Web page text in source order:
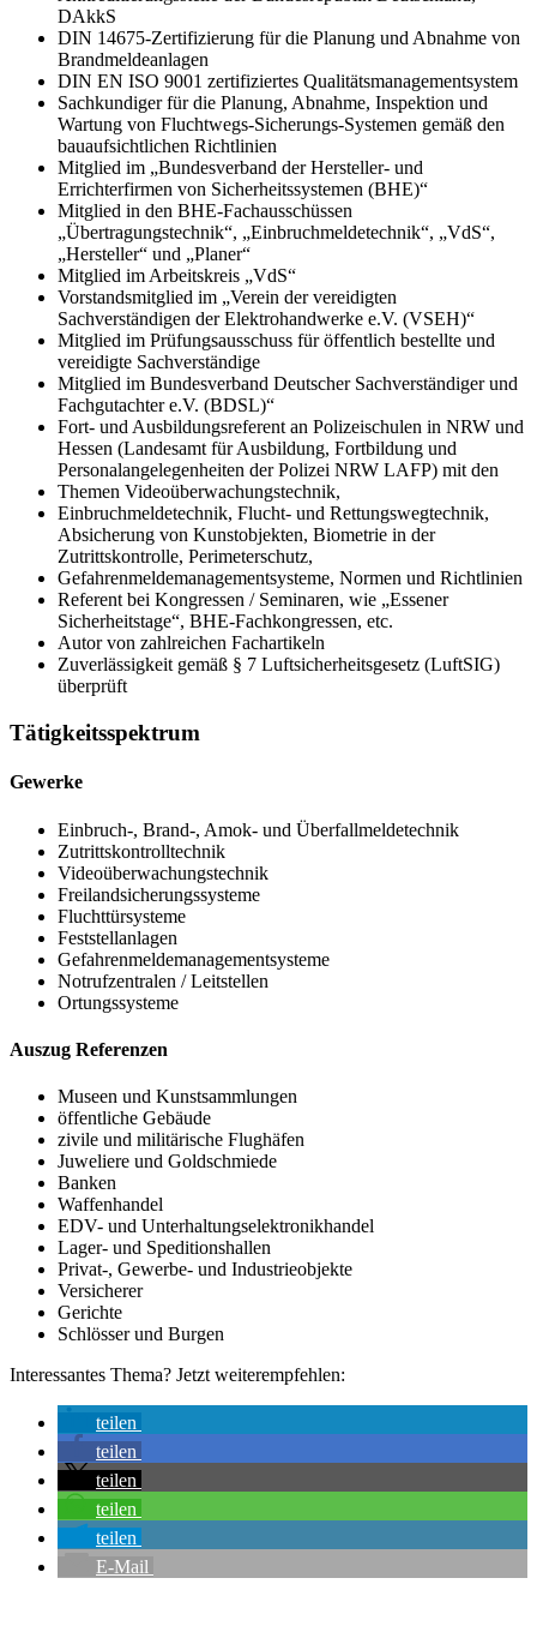
DAkkS
DIN 14675-Zertifizierung für die Planung und Abnahme von
Brandmeldeanlagen
DIN EN ISO 9001 zertifiziertes Qualitätsmanagementsystem
Sachkundiger für die Planung, Abnahme, Inspektion und
Wartung von Fluchtwegs-Sicherungs-Systemen gemäß den
bauaufsichtlichen Richtlinien
Mitglied im „Bundesverband der Hersteller- und
Errichterfirmen von Sicherheitssystemen (BHE)“
Mitglied in den BHE-Fachausschüssen
„Übertragungstechnik“, „Einbruchmeldetechnik“, „VdS“,
„Hersteller“ und „Planer“
Mitglied im Arbeitskreis „VdS“
Vorstandsmitglied im „Verein der vereidigten
Sachverständigen der Elektrohandwerke e.V. (VSEH)“
Mitglied im Prüfungsausschuss für öffentlich bestellte und
vereidigte Sachverständige
Mitglied im Bundesverband Deutscher Sachverständiger und
Fachgutachter e.V. (BDSL)“
Fort- und Ausbildungsreferent an Polizeischulen in NRW und
Hessen (Landesamt für Ausbildung, Fortbildung und
Personalangelegenheiten der Polizei NRW LAFP) mit den
Themen Videoüberwachungstechnik,
Einbruchmeldetechnik, Flucht- und Rettungswegtechnik,
Absicherung von Kunstobjekten, Biometrie in der
Zutrittskontrolle, Perimeterschutz,
Gefahrenmeldemanagementsysteme, Normen und Richtlinien
Referent bei Kongressen / Seminaren, wie „Essener
Sicherheitstage“, BHE-Fachkongressen, etc.
Autor von zahlreichen Fachartikeln
Zuverlässigkeit gemäß § 7 Luftsicherheitsgesetz (LuftSIG)
überprüft
Tätigkeitsspektrum
Gewerke
Einbruch-, Brand-, Amok- und Überfallmeldetechnik
Zutrittskontrolltechnik
Videoüberwachungstechnik
Freilandsicherungssysteme
Fluchttürsysteme
Feststellanlagen
Gefahrenmeldemanagementsysteme
Notrufzentralen / Leitstellen
Ortungssysteme
Auszug Referenzen
Museen und Kunstsammlungen
öffentliche Gebäude
zivile und militärische Flughäfen
Juweliere und Goldschmiede
Banken
Waffenhandel
EDV- und Unterhaltungselektronikhandel
Lager- und Speditionshallen
Privat-, Gewerbe- und Industrieobjekte
Versicherer
Gerichte
Schlösser und Burgen
Interessantes Thema? Jetzt weiterempfehlen:
teilen
teilen
teilen
teilen
teilen
E-Mail